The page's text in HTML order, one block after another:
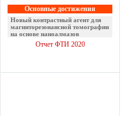
Основные достижения
Новый контрастный агент для
магниторезонансной томографии
на основе наноалмазов
Отчет ФТИ 2020